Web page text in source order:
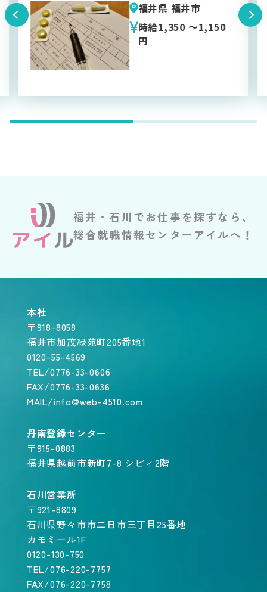
福井県 福井市
時給1,150 円
福井・石川でお仕事を探すなら、
総合就職情報センターアイルへ！
本社
〒918-8058
福井市加茂緑苑町205番地1
0120-55-4569
TEL/0776-33-0606
FAX/0776-33-0636
MAIL/info@web-4510.com
丹南登録センター
〒915-0883
福井県越前市新町7-8 シピィ2階
石川営業所
〒921-8809
石川県野々市市二日市三丁目25番地
カモミール1F
0120-130-750
TEL/076-220-7757
FAX/076-220-7758